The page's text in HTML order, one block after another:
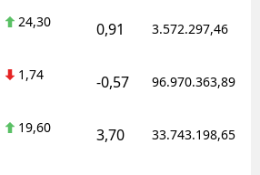
24,30 0,91 3.572.297,46
1,74 -0,57 96.970.363,89
19,60 3,70 33.743.198,65